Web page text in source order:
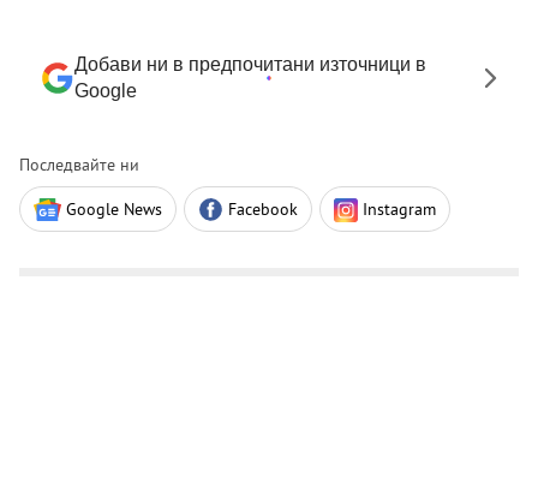
Добави ни в предпочитани източници в
Google
Последвайте ни
Google News Facebook Instagram